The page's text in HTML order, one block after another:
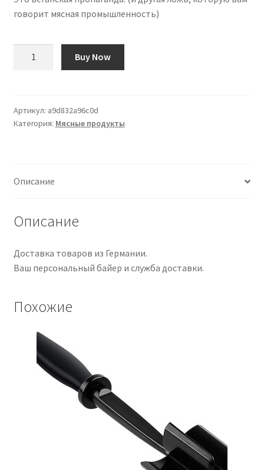
говорит мясная промышленность)
Vegan
Propaganda:
the
Tells
Buy Now
Артикул: a9d832a96c0d
Категория: Мясные продукты
Описание
Описание
Доставка товаров из Германии.
Ваш персональный байер и служба доставки.
Похожие